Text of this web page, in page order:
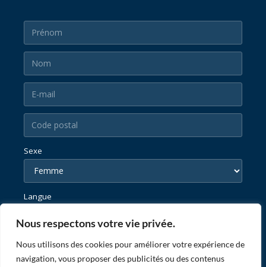
Nous respectons votre vie privée.
Nous utilisons des cookies pour améliorer votre expérience de
navigation, vous proposer des publicités ou des contenus
Sexe
Langue